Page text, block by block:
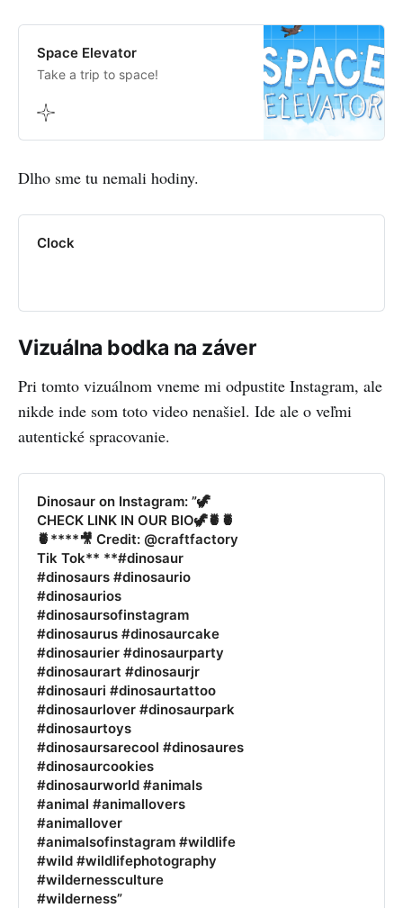
Space Elevator
Take a trip to space!
Dlho sme tu nemali hodiny.
Clock
Vizuálna bodka na záver
Pri tomto vizuálnom vneme mi odpustite Instagram, ale
nikde inde som toto video nenašiel. Ide ale o veľmi
autentické spracovanie.
Dinosaur on Instagram: ”🦖
CHECK LINK IN OUR BIO🦖🍍🍍
🍍****🎥 Credit: @craftfactory
Tik Tok** **#dinosaur
#dinosaurs #dinosaurio
#dinosaurios
#dinosaursofinstagram
#dinosaurus #dinosaurcake
#dinosaurier #dinosaurparty
#dinosaurart #dinosaurjr
#dinosauri #dinosaurtattoo
#dinosaurlover #dinosaurpark
#dinosaurtoys
#dinosaursarecool #dinosaures
#dinosaurcookies
#dinosaurworld #animals
#animal #animallovers
#animallover
#animalsofinstagram #wildlife
#wild #wildlifephotography
#wildernessculture
#wilderness”